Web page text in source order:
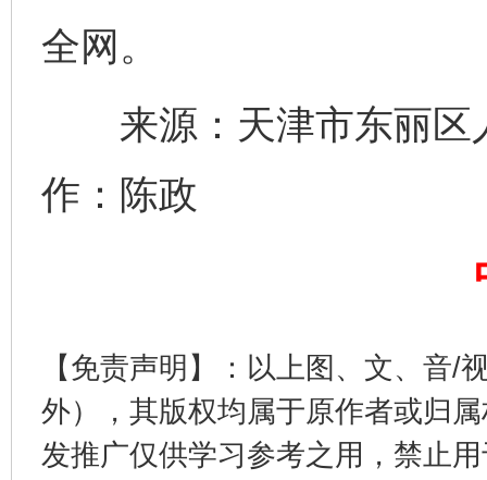
全网。
来源：天津市东丽区
作：陈政
【免责声明】：以上图、文、音/
外），其版权均属于原作者或归
发推广仅供学习参考之用，禁止